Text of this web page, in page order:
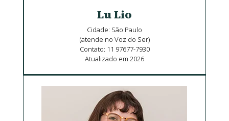
Lu Lio
Cidade: São Paulo
(atende no Voz do Ser)
Contato: 11 97677-7930
Atualizado em 2026